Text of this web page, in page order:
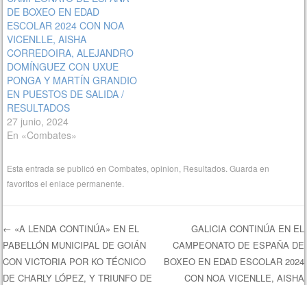
DE BOXEO EN EDAD
ESCOLAR 2024 CON NOA
VICENLLE, AISHA
CORREDOIRA, ALEJANDRO
DOMÍNGUEZ CON UXUE
PONGA Y MARTÍN GRANDIO
EN PUESTOS DE SALIDA /
RESULTADOS
27 junio, 2024
En «Combates»
Esta entrada se publicó enCombates ,opinion Resultados . Guarda en
favoritos elenlace permanente
Navegación de entradas
← «A LENDA CONTINÚA» EN EL
PABELLÓN MUNICIPAL DE GOIÁN
CON VICTORIA POR KO TÉCNICO
DE CHARLY LÓPEZ, Y TRIUNFO DE
GALICIA CONTINÚA EN EL
CAMPEONATO DE ESPAÑA DE
BOXEO EN EDAD ESCOLAR 2024
CON NOA VICENLLE, AISHA